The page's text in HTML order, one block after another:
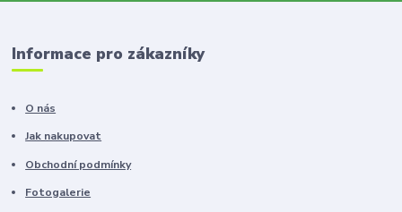
Informace pro zákazníky
O nás
Jak nakupovat
Obchodní podmínky
Fotogalerie